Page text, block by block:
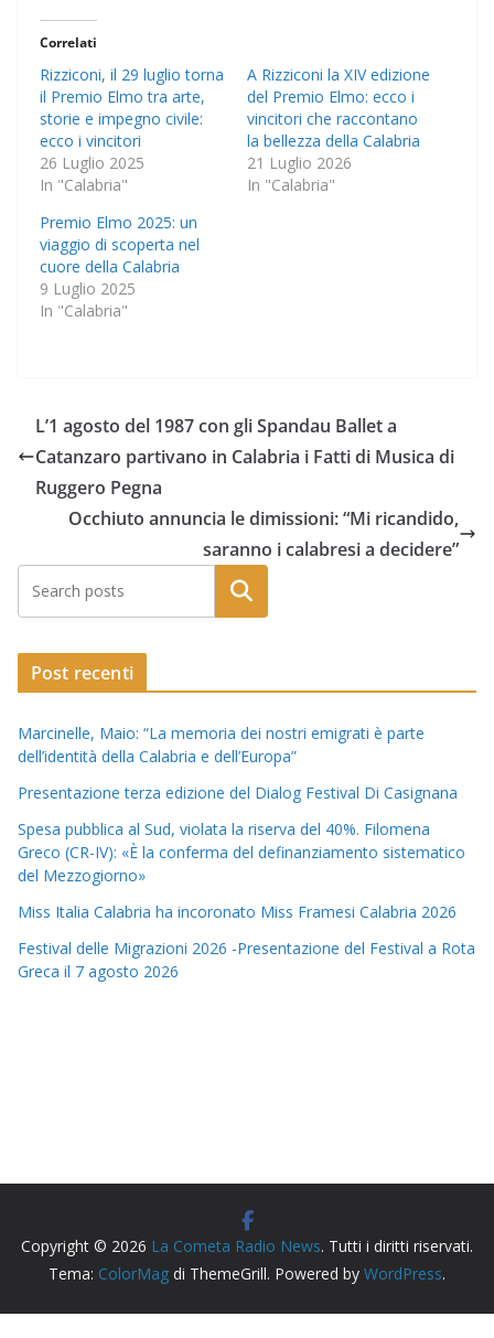
Correlati
Rizziconi, il 29 luglio torna
il Premio Elmo tra arte,
storie e impegno civile:
ecco i vincitori
26 Luglio 2025
In "Calabria"
A Rizziconi la XIV edizione
del Premio Elmo: ecco i
vincitori che raccontano
la bellezza della Calabria
21 Luglio 2026
In "Calabria"
Premio Elmo 2025: un
viaggio di scoperta nel
cuore della Calabria
9 Luglio 2025
In "Calabria"
L’1 agosto del 1987 con gli Spandau Ballet a
Catanzaro partivano in Calabria i Fatti di Musica di
Ruggero Pegna
Occhiuto annuncia le dimissioni: “Mi ricandido,
saranno i calabresi a decidere”
Post recenti
Marcinelle, Maio: “La memoria dei nostri emigrati è parte
dell’identità della Calabria e dell’Europa”
Presentazione terza edizione del Dialog Festival Di Casignana
Spesa pubblica al Sud, violata la riserva del 40%. Filomena
Greco (CR-IV): «È la conferma del definanziamento sistematico
del Mezzogiorno»
Miss Italia Calabria ha incoronato Miss Framesi Calabria 2026
Festival delle Migrazioni 2026 -Presentazione del Festival a Rota
Greca il 7 agosto 2026
Copyright © 2026 La Cometa Radio News. Tutti i diritti riservati.
Tema: ColorMag di ThemeGrill. Powered by WordPress.